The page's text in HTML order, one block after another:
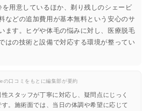
を用意しているほか、剃り残しのシェービ
などの追加費用が基本無料という安心のサ
ます。ヒゲや体毛の悩みに対し、医療脱毛
はの技術と設備で対応する環境が整ってい
の口コミをもとに編集部が要約
スタッフが丁寧に対応し、疑問点にじっく
。施術面では、当日の体調や希望に応じて